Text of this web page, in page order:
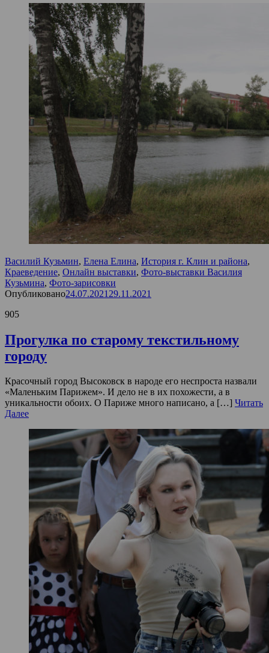
Василий Кузьмин, Елена Елина, История г. Клин и района,
Краеведение, Онлайн выставки, Фото-выставки Василия
Кузьмина, Фото-зарисовки
Опубликовано24.07.2021 29.11.2021
905
Прогулка по старому текстильному
городу
Красочный город Высоковск в народе его неспроста назвали
«Маленьким Парижем». И дело не в их похожести, а в
уникальности обоих. О Париже много написано, а […] Читать
Далее